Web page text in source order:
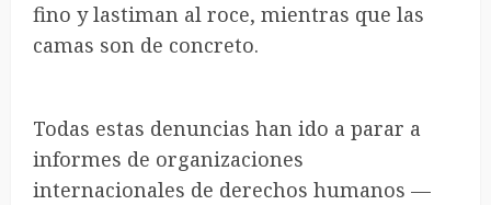
fino y lastiman al roce, mientras que las
camas son de concreto.
Todas estas denuncias han ido a parar a
informes de organizaciones
internacionales de derechos humanos —